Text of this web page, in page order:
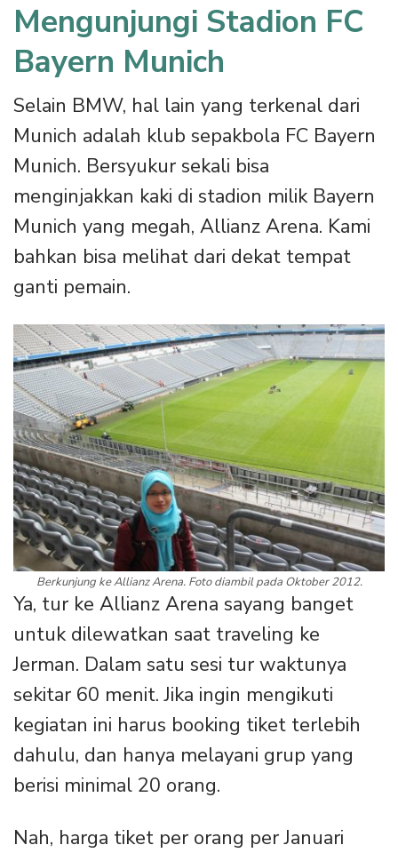
Mengunjungi Stadion FC
Bayern Munich
Selain BMW, hal lain yang terkenal dari
Munich adalah klub sepakbola FC Bayern
Munich. Bersyukur sekali bisa
menginjakkan kaki di stadion milik Bayern
Munich yang megah, Allianz Arena. Kami
bahkan bisa melihat dari dekat tempat
ganti pemain.
Berkunjung ke Allianz Arena. Foto diambil pada Oktober 2012.
Ya, tur ke Allianz Arena sayang banget
untuk dilewatkan saat traveling ke
Jerman. Dalam satu sesi tur waktunya
sekitar 60 menit. Jika ingin mengikuti
kegiatan ini harus booking tiket terlebih
dahulu, dan hanya melayani grup yang
berisi minimal 20 orang.
Nah, harga tiket per orang per Januari